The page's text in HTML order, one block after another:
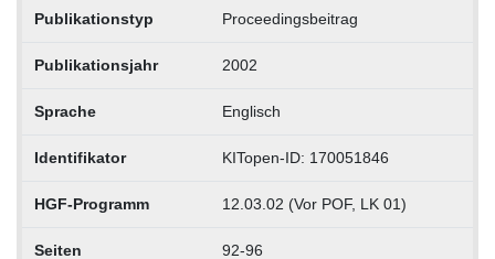
Publikationstyp Proceedingsbeitrag
Publikationsjahr 2002
Sprache Englisch
Identifikator KITopen-ID: 170051846
HGF-Programm 12.03.02 (Vor POF, LK 01)
Seiten 92-96